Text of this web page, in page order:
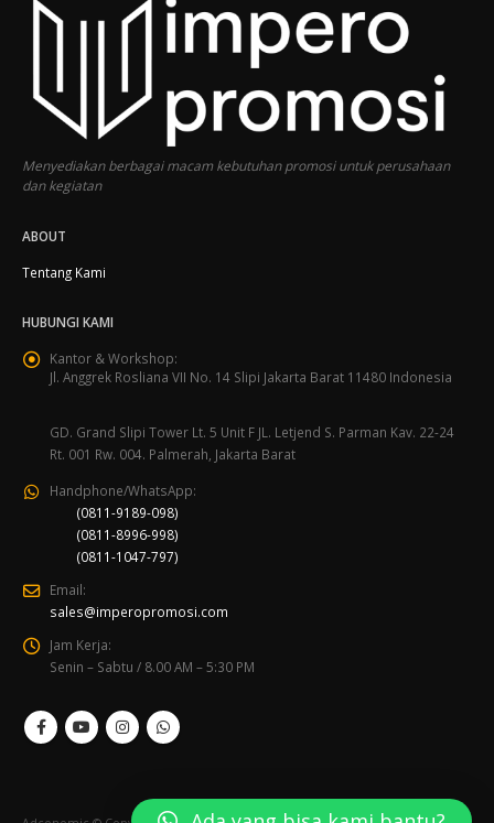
Menyediakan berbagai macam kebutuhan promosi untuk perusahaan
dan kegiatan
ABOUT
Tentang Kami
HUBUNGI KAMI
Kantor & Workshop:
Jl. Anggrek Rosliana VII No. 14 Slipi Jakarta Barat 11480 Indonesia
GD. Grand Slipi Tower Lt. 5 Unit F JL. Letjend S. Parman Kav. 22-24
Rt. 001 Rw. 004. Palmerah, Jakarta Barat
Handphone/WhatsApp:
(0811-9189-098)
(0811-8996-998)
(0811-1047-797)
Email:
sales@imperopromosi.com
Jam Kerja:
Senin – Sabtu / 8.00 AM – 5:30 PM